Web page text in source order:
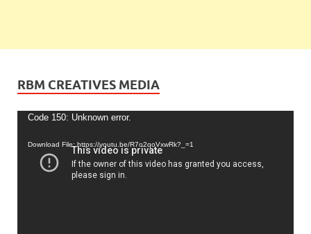
RBM CREATIVES MEDIA
Video
Code 150: Unknown error.
Download File: https://youtu.be/R7o2qoVxwRk?_=1